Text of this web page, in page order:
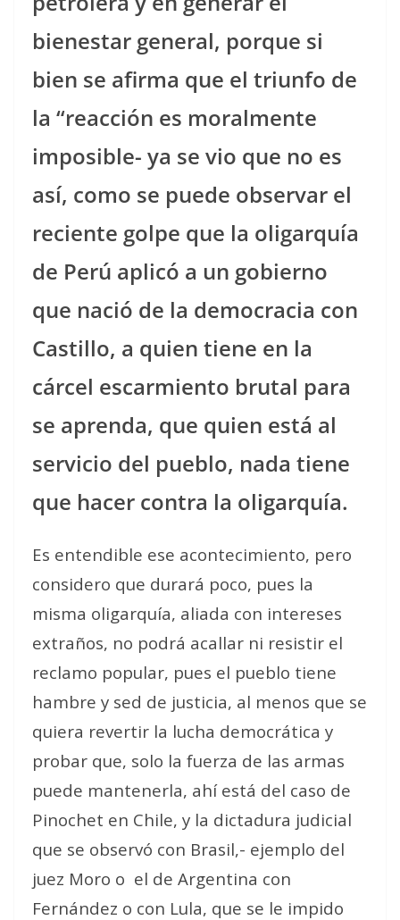
bienestar general, porque si
bien se afirma que el triunfo de
la “reacción es moralmente
imposible- ya se vio que no es
así, como se puede observar el
reciente golpe que la oligarquía
de Perú aplicó a un gobierno
que nació de la democracia con
Castillo, a quien tiene en la
cárcel escarmiento brutal para
se aprenda, que quien está al
servicio del pueblo, nada tiene
que hacer contra la oligarquía.
Es entendible ese acontecimiento, pero
considero que durará poco, pues la
misma oligarquía, aliada con intereses
extraños, no podrá acallar ni resistir el
reclamo popular, pues el pueblo tiene
hambre y sed de justicia, al menos que se
quiera revertir la lucha democrática y
probar que, solo la fuerza de las armas
puede mantenerla, ahí está del caso de
Pinochet en Chile, y la dictadura judicial
que se observó con Brasil,- ejemplo del
juez Moro o el de Argentina con
Fernández o con Lula, que se le impido